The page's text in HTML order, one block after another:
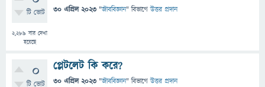
টি ভোট
2,289 বার দেখা
হয়েছে
30 এপ্রিল 2023 "জীববিজ্ঞান" বিভাগে উত্তর প্রদান
0
টি ভোট
প্লেটলেট কি করে?
30 এপ্রিল 2023 "জীববিজ্ঞান" বিভাগে উত্তর প্রদান